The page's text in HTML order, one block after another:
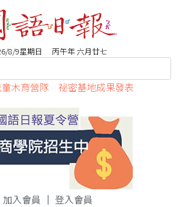
8/9星期日 丙午年 六月廿七
童木育營隊 祕密基地成果發表
加入會員 ｜ 登入會員